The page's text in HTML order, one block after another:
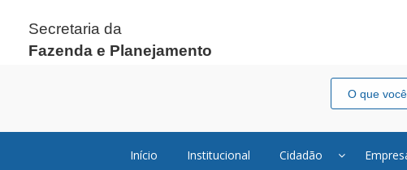
Secretaria da
Fazenda e Planejamento
Início Institucional Cidadão